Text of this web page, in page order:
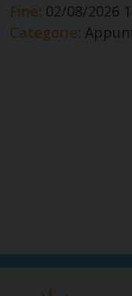
Fine: 02/08/2026
Categorie: